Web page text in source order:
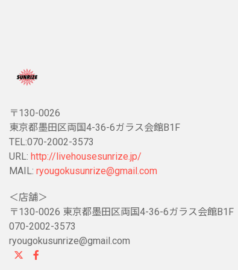
〒130-0026
東京都墨田区両国4-36-6ガラス会館B1F
TEL:070-2002-3573
URL: http://livehousesunrize.jp/
MAIL: ryougokusunrize@gmail.com
＜店舗＞
〒130-0026 東京都墨田区両国4-36-6ガラス会館B1F
070-2002-3573
ryougokusunrize@gmail.com